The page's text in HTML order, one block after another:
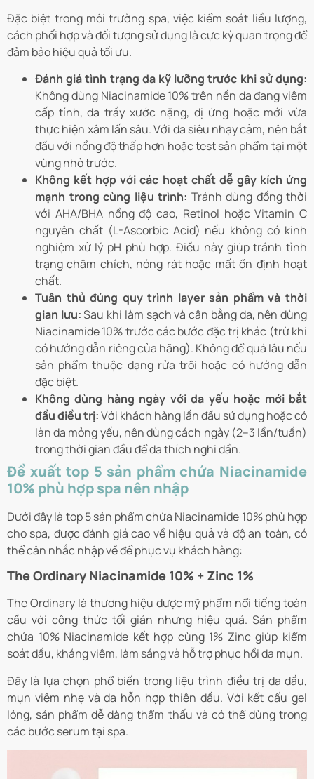
Đặc biệt trong môi trường spa, việc kiểm soát liều lượng,
cách phối hợp và đối tượng sử dụng là cực kỳ quan trọng để
đảm bảo hiệu quả tối ưu.
Đánh giá tình trạng da kỹ lưỡng trước khi sử dụng:
Không dùng Niacinamide 10% trên nền da đang viêm
cấp tính, da trầy xước nặng, dị ứng hoặc mới vừa
thực hiện xâm lấn sâu. Với da siêu nhạy cảm, nên bắt
đầu với nồng độ thấp hơn hoặc test sản phẩm tại một
vùng nhỏ trước.
Không kết hợp với các hoạt chất dễ gây kích ứng
mạnh trong cùng liệu trình: Tránh dùng đồng thời
với AHA/BHA nồng độ cao, Retinol hoặc Vitamin C
nguyên chất (L-Ascorbic Acid) nếu không có kinh
nghiệm xử lý pH phù hợp. Điều này giúp tránh tình
trạng châm chích, nóng rát hoặc mất ổn định hoạt
chất.
Tuân thủ đúng quy trình layer sản phẩm và thời
gian lưu:Sau khi làm sạch và cân bằng da, nên dùng
Niacinamide 10% trước các bước đặc trị khác (trừ khi
có hướng dẫn riêng của hãng). Không để quá lâu nếu
sản phẩm thuộc dạng rửa trôi hoặc có hướng dẫn
đặc biệt.
Không dùng hàng ngày với da yếu hoặc mới bắt
đầu điều trị:Với khách hàng lần đầu sử dụng hoặc có
làn da mỏng yếu, nên dùng cách ngày (2–3 lần/tuần)
trong thời gian đầu để da thích nghi dần.
Đề xuất top 5 sản phẩm chứa Niacinamide
10% phù hợp spa nên nhập
Dưới đây là top 5 sản phẩm chứa Niacinamide 10% phù hợp
cho spa, được đánh giá cao về hiệu quả và độ an toàn, có
thể cân nhắc nhập về để phục vụ khách hàng:
The Ordinary Niacinamide 10% + Zinc 1%
The Ordinary là thương hiệu dược mỹ phẩm nổi tiếng toàn
cầu với công thức tối giản nhưng hiệu quả. Sản phẩm
chứa 10% Niacinamide kết hợp cùng 1% Zinc giúp kiểm
soát dầu, kháng viêm, làm sáng và hỗ trợ phục hồi da mụn.
Đây là lựa chọn phổ biến trong liệu trình điều trị da dầu,
mụn viêm nhẹ và da hỗn hợp thiên dầu. Với kết cấu gel
lỏng, sản phẩm dễ dàng thẩm thấu và có thể dùng trong
các bước serum tại spa.